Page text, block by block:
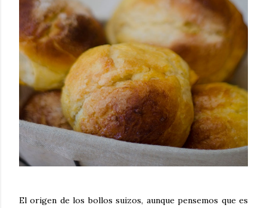
El origen de los bollos suizos, aunque pensemos que es